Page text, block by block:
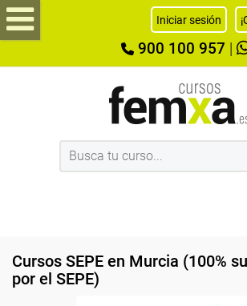
Iniciar sesión
900 100 957
Cursos SEPE en Murcia (100%
por el SEPE)